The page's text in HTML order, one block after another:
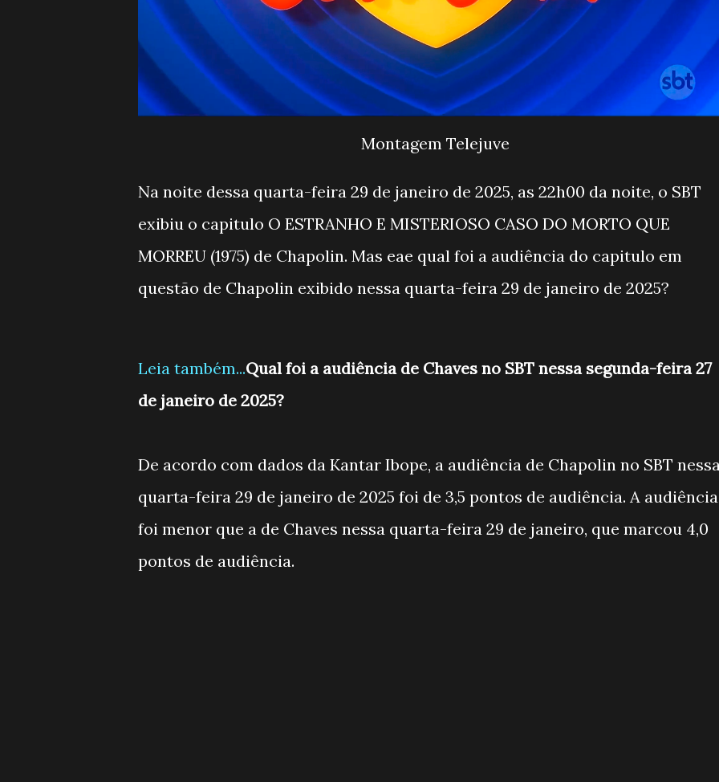
Montagem Telejuve
Na noite dessa quarta-feira 29 de janeiro de 2025, as 22h00 da noite, o SBT
exibiu o capitulo O ESTRANHO E MISTERIOSO CASO DO MORTO QUE
MORREU (1975) de Chapolin. Mas eae qual foi a audiência do capitulo em
questão de Chapolin exibido nessa quarta-feira 29 de janeiro de 2025?
Leia também...Qual foi a audiência de Chaves no SBT nessa segunda-feira 27
de janeiro de 2025?
De acordo com dados da Kantar Ibope, a audiência de Chapolin no SBT
quarta-feira 29 de janeiro de 2025 foi de 3,5 pontos de audiência. A audiência
foi menor que a de Chaves nessa quarta-feira 29 de janeiro, que marcou 4,0
pontos de audiência.